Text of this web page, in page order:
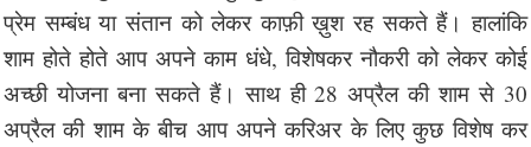
प्रेम सम्बंध या संतान को लेकर काफ़ी ख़ुश रह सकते हैं। हालांकि
शाम होते होते आप अपने काम धंधे, विशेषकर नौकरी को लेकर कोई
अच्छी योजना बना सकते हैं। साथ ही 28 अप्रैल की शाम से 30
अप्रैल की शाम के बीच आप अपने करिअर के लिए कुछ विशेष कर